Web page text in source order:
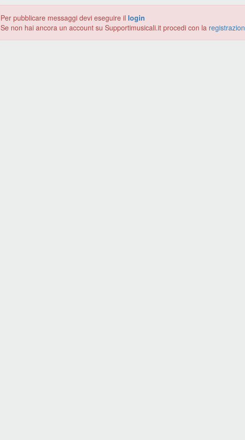
Per pubblicare messaggi devi eseguire il login
Se non hai ancora un account su Supportimusicali.it procedi con la